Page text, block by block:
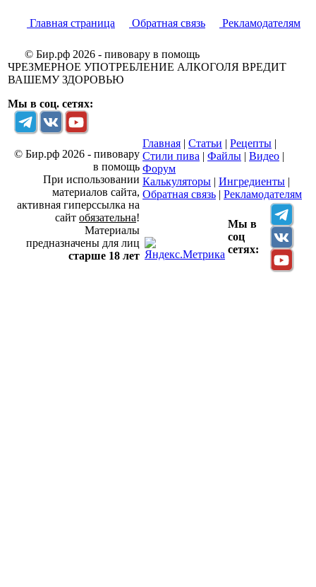
Главная страница Обратная связь Рекламодателям
© Бир.рф 2026 - пивовару в помощь
ЧРЕЗМЕРНОЕ УПОТРЕБЛЕНИЕ АЛКОГОЛЯ ВРЕДИТ
ВАШЕМУ ЗДОРОВЬЮ
Мы в соц. сетях:
© Бир.рф 2026 - пивовару
в помощь
При использовании
материалов сайта,
активная гиперссылка на
сайт обязательна!
Материалы
предназначены для лиц
старше 18 лет
Главная | Статьи | Рецепты |
Стили пива | Файлы | Видео |
Форум
Калькуляторы | Ингредиенты |
Обратная связь | Рекламодателям
Мы в
соц
сетях: